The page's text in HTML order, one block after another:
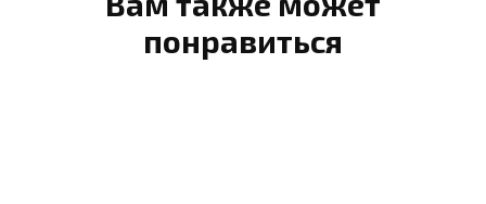
понравиться